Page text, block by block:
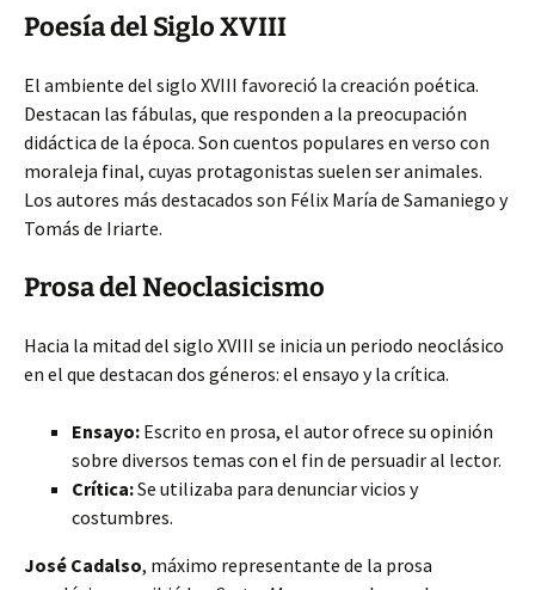
Poesía del Siglo XVIII
El ambiente del siglo XVIII favoreció la creación poética.
Destacan las fábulas, que responden a la preocupación
didáctica de la época. Son cuentos populares en verso con
moraleja final, cuyas protagonistas suelen ser animales.
Los autores más destacados son Félix María de Samaniego y
Tomás de Iriarte.
Prosa del Neoclasicismo
Hacia la mitad del siglo XVIII se inicia un periodo neoclásico
en el que destacan dos géneros: el ensayo y la crítica.
Ensayo: Escrito en prosa, el autor ofrece su opinión
sobre diversos temas con el fin de persuadir al lector.
Crítica:Se utilizaba para denunciar vicios y
costumbres.
José Cadalso, máximo representante de la prosa